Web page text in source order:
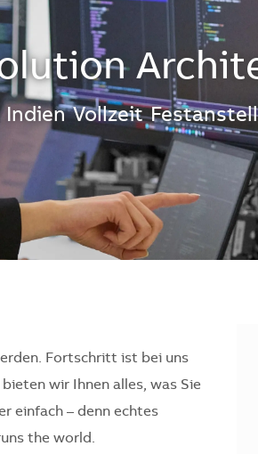
Indien Vollzeit
Fortschritt ist bei uns
wir Ihnen alles, was Sie
einfach – denn echtes
the world.